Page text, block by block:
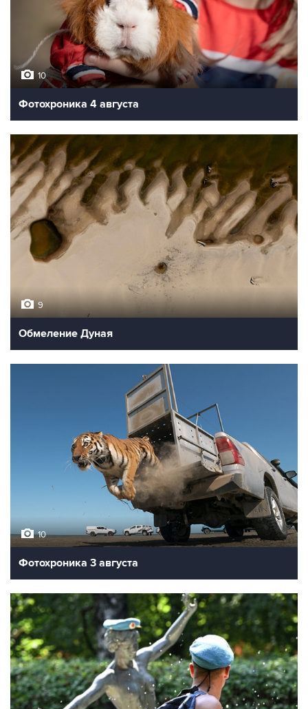
10
Фотохроника 4 августа
9
Обмеление Дуная
10
Фотохроника 3 августа